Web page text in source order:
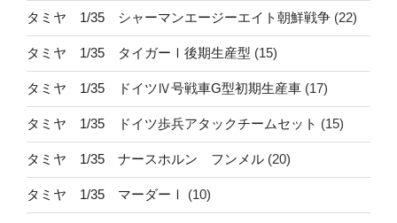
タミヤ 1/35 シャーマンエージーエイト朝鮮戦争 (22)
タミヤ 1/35 タイガーⅠ後期生産型 (15)
タミヤ 1/35 ドイツⅣ号戦車G型初期生産車 (17)
タミヤ 1/35 ドイツ歩兵アタックチームセット (15)
タミヤ 1/35 ナースホルン フンメル (20)
タミヤ 1/35 マーダーⅠ (10)